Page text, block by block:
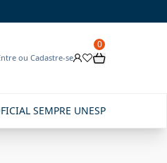
ou Cadastre-se
0
SEMPRE UNESP